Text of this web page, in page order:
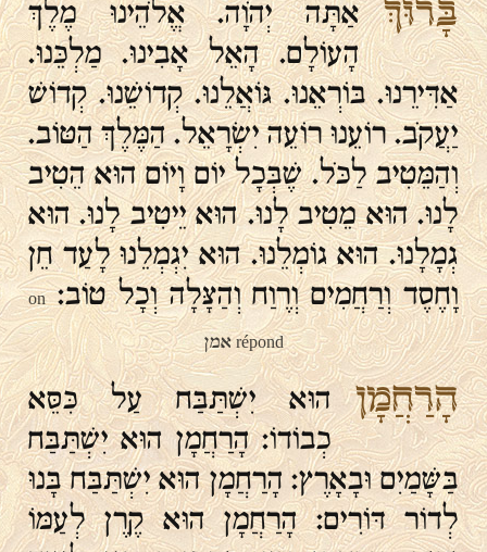
בָּרוּךְאַתָּה יְהֹוָה. אֱלֹהֵינוּ מֶלֶךְ
הָעוֹלָם. הָאֵל אָבִינוּ. מַלְכֵּנוּ.
אַדִּירֵנוּ. בּוֹרְאֵנוּ. גּוֹאֲלֵנוּ. קְדוֹשֵׁנוּ. קְדוֹשׁ
יַעֲקֹב. רוֹעֵנוּ רוֹעֵה יִשְׂרָאֵל. הַמֶּלֶךְ הַטּוֹב.
וְהַמֵּטִיב לַכֹּל. שֶׁבְּכָל יוֹם וָיוֹם הוּא הֵטִיב
לָנוּ. הוּא מֵטִיב לָנוּ. הוּא יֵיטִיב לָנוּ. הוּא
גְמָלָנוּ. הוּא גוֹמְלֵנוּ. הוּא יִגְמְלֵנוּ לָעַד חֵן
וָחֶסֶד וְרַחֲמִים וְרֶוַח וְהַצָּלָה וְכָל טוֹב:on
répond אמן
הָרַחֲמָןהוּא יִשְׁתַּבַּח עַל כִּסֵּא
כְבוֹדוֹ: הָרַחֲמָן הוּא יִשְׁתַּבַּח
בַּשָּׁמַיִם וּבָאָרֶץ: הָרַחֲמָן הוּא יִשְׁתַּבַּח בָּנוּ
לְדוֹר דּוֹרִים: הָרַחֲמָן הוּא קֶרֶן לְעַמּוֹ